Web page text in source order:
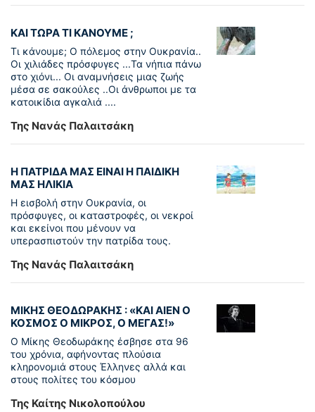
ΚΑΙ ΤΩΡΑ ΤΙ ΚΑΝΟΥΜΕ ;
Τι κάνουμε; Ο πόλεμος στην Ουκρανία..
Οι χιλιάδες πρόσφυγες ...Τα νήπια πάνω
στο χιόνι... Οι αναμνήσεις μιας ζωής
μέσα σε σακούλες ..Οι άνθρωποι με τα
κατοικίδια αγκαλιά ....
Της Νανάς Παλαιτσάκη
Η ΠΑΤΡΙΔΑ ΜΑΣ ΕΙΝΑΙ Η ΠΑΙΔΙΚΗ
ΜΑΣ ΗΛΙΚΙΑ
Η εισβολή στην Ουκρανία, οι
πρόσφυγες, οι καταστροφές, οι νεκροί
και εκείνοι που μένουν να
υπερασπιστούν την πατρίδα τους.
Της Νανάς Παλαιτσάκη
ΜΙΚΗΣ ΘΕΟΔΩΡΑΚΗΣ : «KAI ΑΙΕΝ Ο
ΚΟΣΜΟΣ Ο ΜΙΚΡΟΣ, Ο ΜΕΓΑΣ!»
Ο Μίκης Θεοδωράκης έσβησε στα 96
του χρόνια, αφήνοντας πλούσια
κληρονομιά στους Έλληνες αλλά και
στους πολίτες του κόσμου
Της Καίτης Νικολοπούλου